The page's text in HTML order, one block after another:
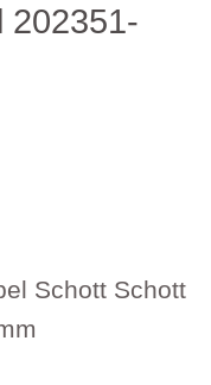
202351-
Schott Schott